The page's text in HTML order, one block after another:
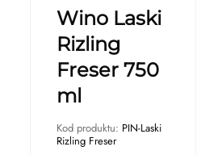
Wino Laski
Rizling
Freser 750
ml
Kod produktu: PIN-Laski
Rizling Freser